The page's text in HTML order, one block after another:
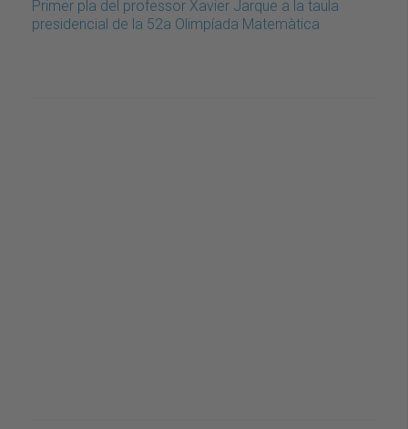
Primer pla del professor Xavier Jarque a la taula
presidencial de la 52a Olimpíada Matemàtica